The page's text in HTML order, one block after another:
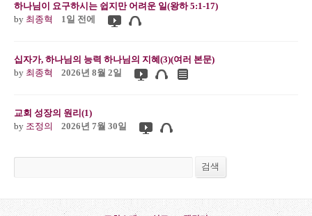
하나님이 요구하시는 쉽지만 어려운 일(왕하 5:1-17)
by 최종혁 1일 전에
십자가, 하나님의 능력 하나님의 지혜(3)(여러 본문)
by 최종혁 2026년 8월 2일
교회 성장의 원리(1)
by 조정의 2026년 7월 30일
검색